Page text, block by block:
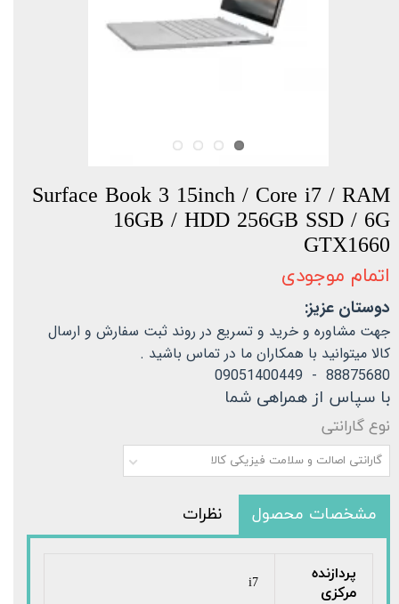
Surface Book 3 15inch / Core i7 / RAM
16GB / HDD 256GB SSD / 6G
GTX1660
اتمام موجودی
دوستان عزیز:
جهت مشاوره و خرید و تسریع در روند ثبت سفارش و ارسال
کالا میتوانید با همکاران ما در تماس باشید .
88875680 - 09051400449
با سپاس از همراهی شما
نوع گارانتی
گارانتی اصالت و سلامت فیزیکی کالا
مشخصات محصول نظرات
پردازنده
مرکزی
i7